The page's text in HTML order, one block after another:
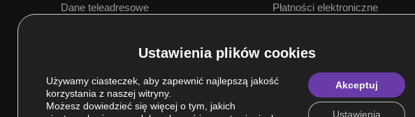
Dane teleadresowe
Płatności elektroniczne
Używamy ciasteczek, aby zapewnić najlepszą jakość
korzystania z naszej witryny.
Możesz dowiedzieć się więcej o tym, jakich
Akceptuj
Ustawienia